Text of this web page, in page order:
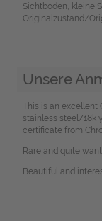
Sichtboden, kleine
Originalzustand/
Unsere
This is an excellent
stainless steel/18k
certificate from
Rare and quite
Beautiful and